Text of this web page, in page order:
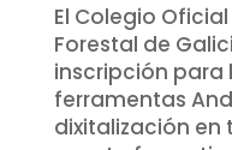
El Colegio
Forestal de
inscripción para
ferramentas
dixitalización en